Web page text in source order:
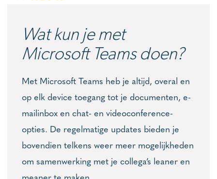
Wat kun je met
Microsoft Teams doen?
Met Microsoft Teams heb je altijd, overal en
op elk device toegang tot je documenten, e-
mailinbox en chat- en videoconference-
opties. De regelmatige updates bieden je
bovendien telkens weer meer mogelijkheden
om samenwerking met je collega’s leaner en